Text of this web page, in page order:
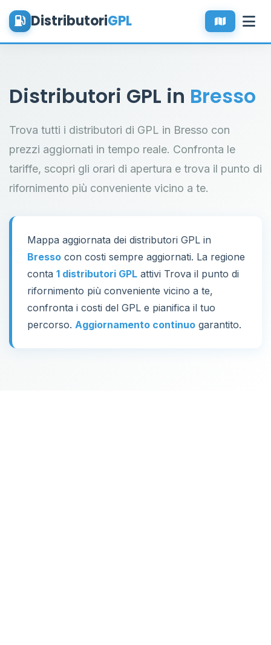
DistributoriGPL
Distributori GPL in Bresso
Trova tutti i distributori di GPL in Bresso con
prezzi aggiornati in tempo reale. Confronta le
tariffe, scopri gli orari di apertura e trova il punto di
rifornimento più conveniente vicino a te.
Mappa aggiornata dei distributori GPL in
Bresso con costi sempre aggiornati. La regione
conta 1 distributori GPL attivi Trova il punto di
rifornimento più conveniente vicino a te,
confronta i costi del GPL e pianifica il tuo
percorso. Aggiornamento continuo garantito.